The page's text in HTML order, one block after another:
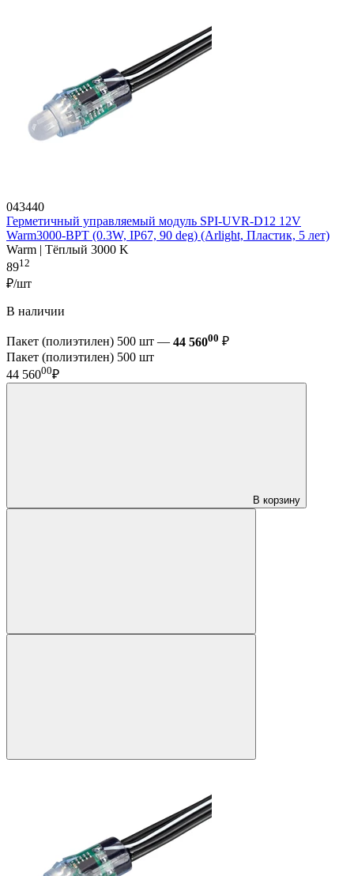
043440
Герметичный управляемый модуль SPI-UVR-D12 12V
Warm3000-BPT (0.3W, IP67, 90 deg) (Arlight, Пластик, 5 лет)
Warm | Тёплый 3000 K
8912
₽/шт
В наличии
Пакет (полиэтилен) 500 шт — 44 56000 ₽
Пакет (полиэтилен) 500 шт
44 56000₽
В корзину